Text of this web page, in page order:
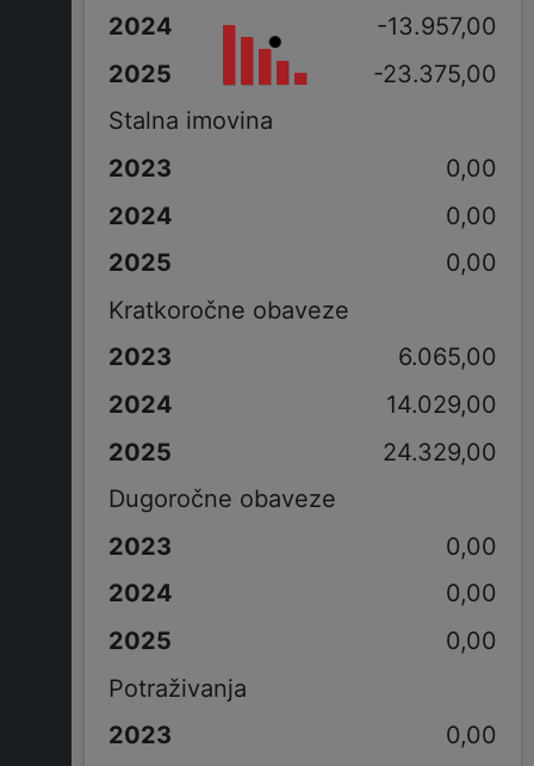
-13.957,00
-23.375,00
Stalna imovina
0,00
0,00
0,00
Kratkoročne obaveze
6.065,00
14.029,00
24.329,00
Dugoročne obaveze
0,00
0,00
0,00
Potraživanja
0,00